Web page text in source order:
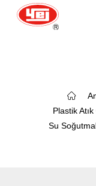
Plastik
Su